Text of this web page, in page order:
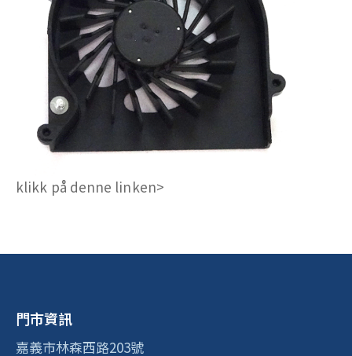
klikk på denne linken>
門市資訊
嘉義市林森西路203號